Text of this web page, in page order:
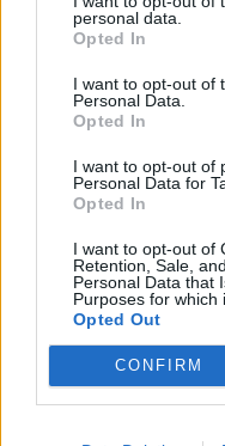
personal data.
Opted In
I want to opt-out of
Personal Data.
Opted In
I want to opt-out of
Personal Data for
Opted In
I want to opt-out of
Retention, Sale,
Personal Data that
Purposes for which
Opted Out
CONFIRM
„Nemunring
pradeda naują
Kartu patyrėme
akimirkų. Smagu,
jautėme
palaikymą ir už tai